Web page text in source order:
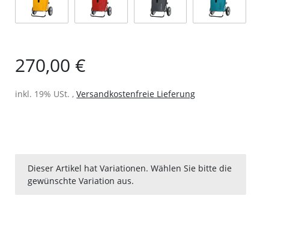
270,00 €
inkl. 19% USt. ,Versandkostenfreie Lieferung
x
Dieser Artikel hat Variationen. Wählen Sie bitte die
gewünschte Variation aus.